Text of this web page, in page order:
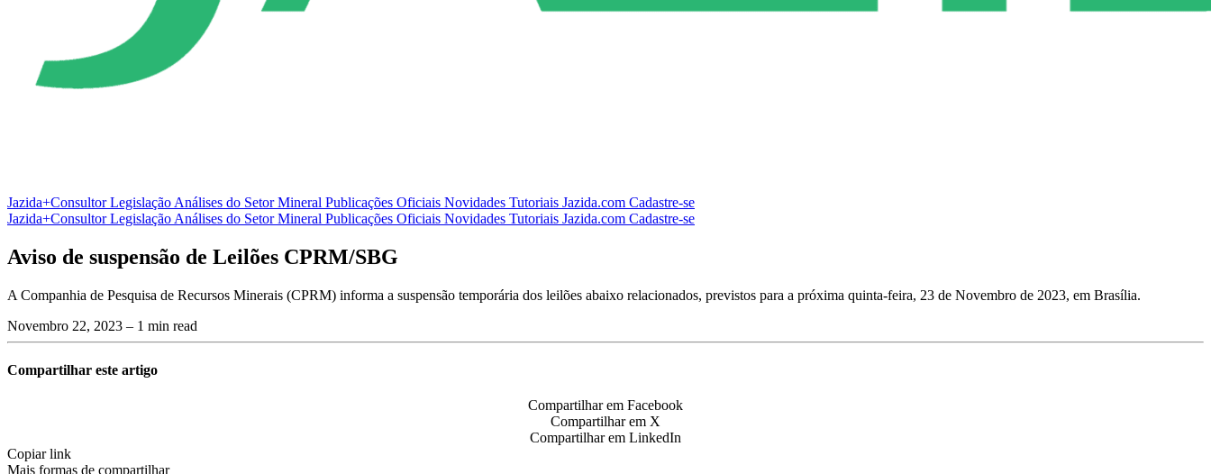
Jazida+ConsultorLegislação Análises do Setor Mineral Publicações Oficiais Novidades Tutoriais Jazida.com Cadastre-se
Jazida+ConsultorLegislação Análises do Setor Mineral Publicações Oficiais Novidades Tutoriais Jazida.com Cadastre-se
Aviso de suspensão de Leilões CPRM/SBG
A Companhia de Pesquisa de Recursos Minerais (CPRM) informa a suspensão temporária dos leilões abaixo relacionados, previstos para a próxima quinta-feira, 23 de Novembro de 2023, em Brasília.
Novembro 22, 2023 – 1 min read
Compartilhar este artigo
Compartilhar em Facebook
Compartilhar em X
Compartilhar em LinkedIn
Copiar link
Mais formas de compartilhar